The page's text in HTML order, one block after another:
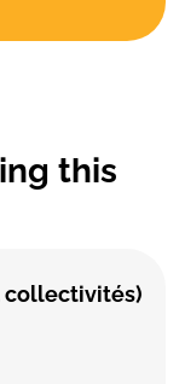
this
collectivités)